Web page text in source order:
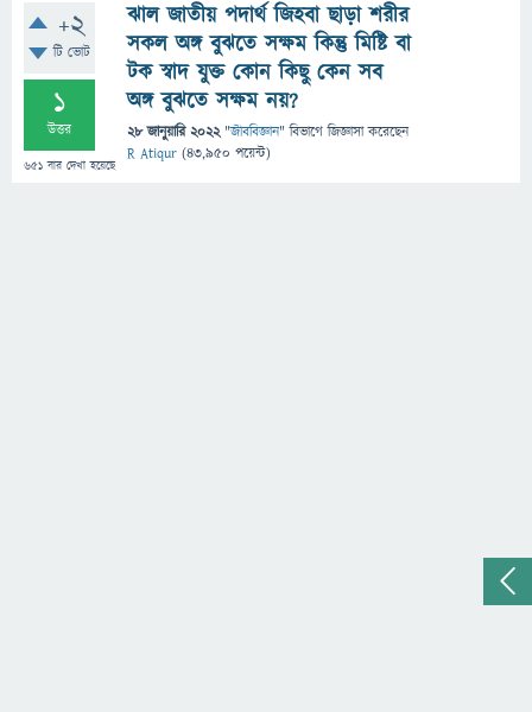
+2
টি ভোট
1
উত্তর
651 বার দেখা হয়েছে
ঝাল জাতীয় পদার্থ জিহবা ছাড়া শরীর
সকল অঙ্গ বুঝতে সক্ষম কিন্তু মিষ্টি বা
টক স্বাদ যুক্ত কোন কিছু কেন সব
অঙ্গ বুঝতে সক্ষম নয়?
28 জানুয়ারি 2022 "জীববিজ্ঞান" বিভাগে জিজ্ঞাসাকরেছেন
R Atiqur (43,950 পয়েন্ট)